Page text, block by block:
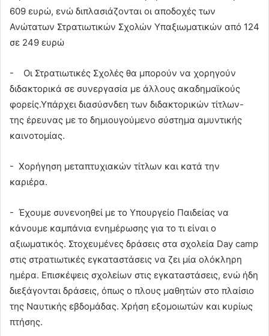
609 ευρώ, ενώ διπλασιάζονται οι αποδοχές των
Ανώτατων Στρατιωτικών Σχολών Υπαξιωματικών από 124
σε 249 ευρώ
- Οι Στρατιωτικές Σχολές θα μπορούν να χορηγούν
διδακτορικά σε συνεργασία με άλλους ακαδημαϊκούς
φορείς.Υπάρχει διασύσνδεη των διδακτορικών τίτλων-
της έρευνας με το δημιουγούμενο σύστημα αμυντικής
καινοτομίας.
- Xορήγηση μεταπτυχιακών τίτλων και κατά την
καριέρα.
- Έχουμε συνενοηθεί με το Υπουργείο Παιδείας να
κάνουμε καμπάνια ενημέρωσης για το τι είναι ο
αξιωματικός. Στοχευμένες δράσεις στα σχολεία Day camp
στις στρατιωτικές εγκαταστάσεις να ζει μία ολόκληρη
ημέρα. Επισκέψεις σχολείων στις εγκαταστάσεις, ενώ ήδη
διεξάγονται δράσεις, όπως ο πλους μαθητών στο πλαίσιο
της Ναυτικής εβδομάδας. Χρήση εξομοιωτών και κυρίως
πτήσης.